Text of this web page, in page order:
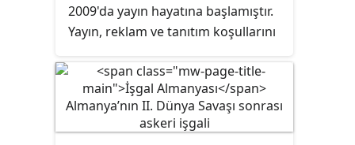
2009'da yayın hayatına başlamıştır.
Yayın, reklam ve tanıtım koşullarını
yasalarında belirtilen kurallar
doğrultusunda oluşturmuştur. Bu
yüzden de içeriğinin %70'i Amerika
ve Kanada dışındaki ülkelere